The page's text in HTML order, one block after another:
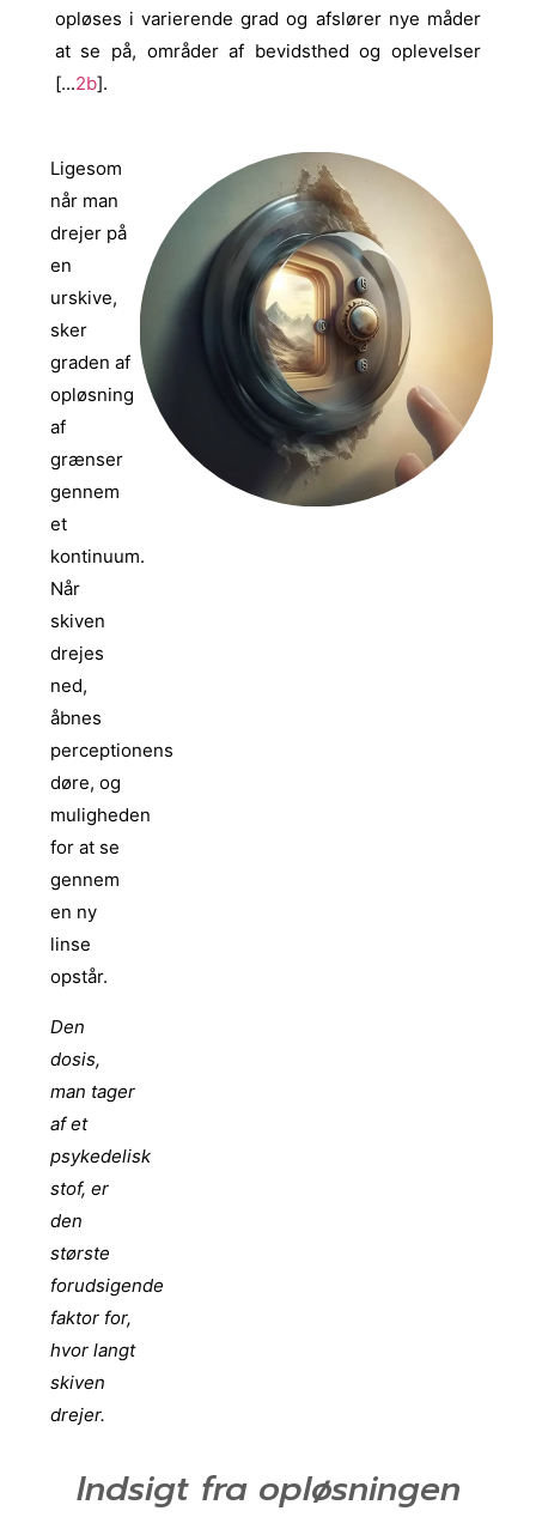
opløses i varierende grad og afslører nye måder
at se på, områder af bevidsthed og oplevelser
[...2b].
Ligesom
når man
drejer på
en
urskive,
sker
graden af
opløsning
af
grænser
gennem
et
kontinuum.
Når
skiven
drejes
ned,
åbnes
perceptionens
døre, og
muligheden
for at se
gennem
en ny
linse
opstår.
Den
dosis,
man tager
af et
psykedelisk
stof, er
den
største
forudsigende
faktor for,
hvor langt
skiven
drejer.
Indsigt fra opløsningen